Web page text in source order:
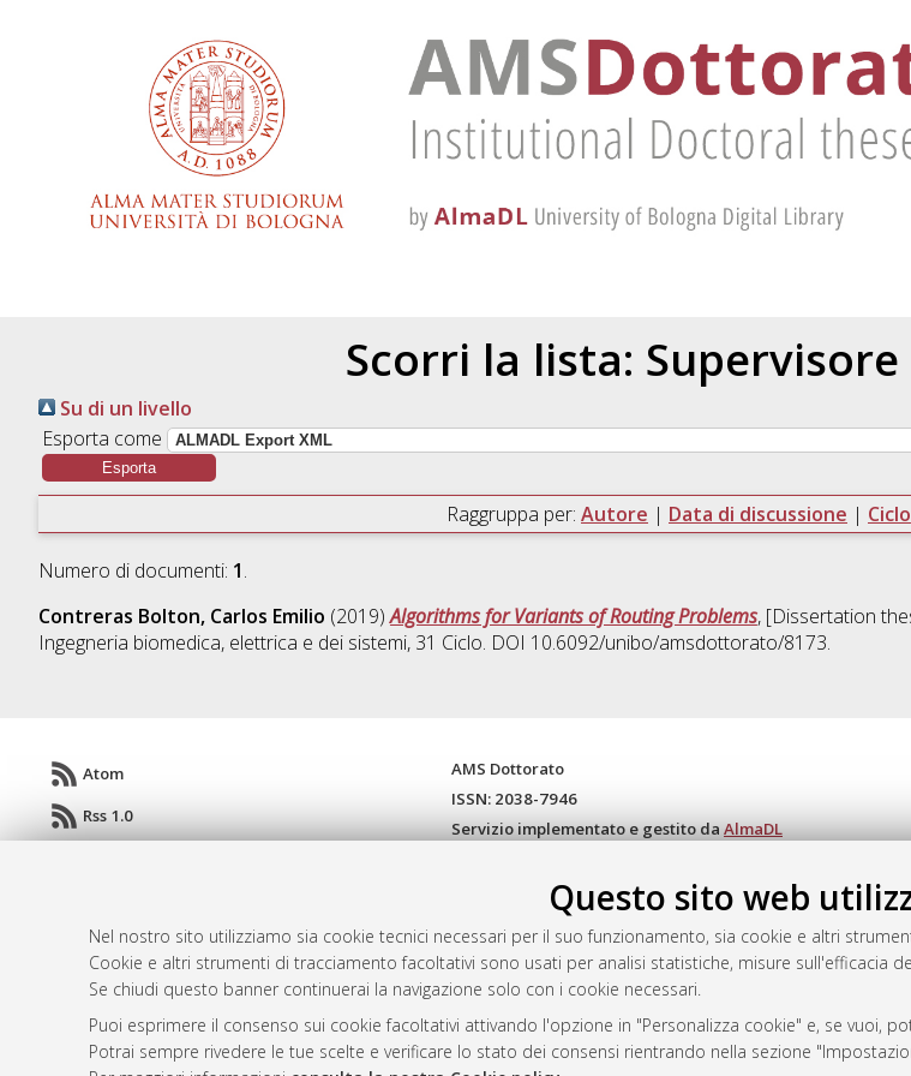
Questo sito web
Nel nostro sito utilizziamo sia cookie tecnici necessari per il suo funzionamento, sia cookie e altri
Cookie e altri strumenti di tracciamento facoltativi sono usati per analisi statistiche, misure sull'efficacia
Se chiudi questo banner continuerai la navigazione solo con i cookie necessari.
Puoi esprimere il consenso sui cookie facoltativi attivando l'opzione in "Personalizza cookie" e, se vuoi,
Potrai sempre rivedere le tue scelte e verificare lo stato dei consensi rientrando nella sezione
Scorri la lista:
Su di un livello
Esporta come
Raggruppa per: Autore | Data di discussione | Ciclo
Numero di documenti: 1.
Contreras Bolton, Carlos Emilio (2019)Algorithms for Variants of Routing Problems, [Dissertation
Ingegneria biomedica, elettrica e dei sistemi, 31 Ciclo. DOI 10.6092/unibo/amsdottorato/8173.
Atom
Rss 1.0
AMS Dottorato
ISSN: 2038-7946
Servizio implementato e gestito da AlmaDL
Informativa sulla privacy
Condizioni d’uso del sito
© ALMA MATER STUDIORUM - Università di Bologna, 2007-2026.